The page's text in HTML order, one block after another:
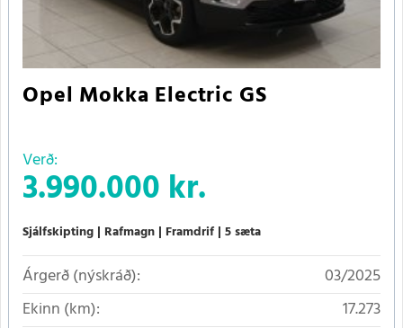
Opel Mokka Electric GS
Verð:
3.990.000 kr.
Sjálfskipting Rafmagn Framdrif 5 sæta
Árgerð (nýskráð):
03/2025
Ekinn (km):
17.273